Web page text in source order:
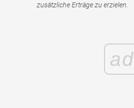
zusätzliche Erträge zu erzielen.
ad